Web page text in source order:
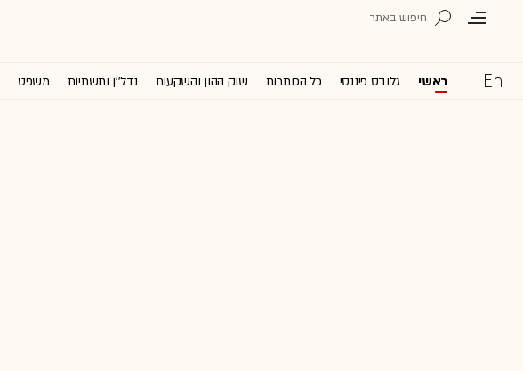
ראשי גלובס פיננסי כל הכותרות שוק ההון והשקעות נדל''ן ותשתיות משפט